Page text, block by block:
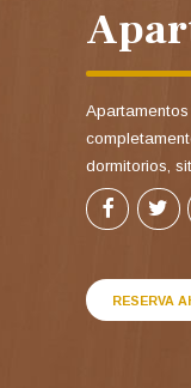
dormitorios,
RESERVA